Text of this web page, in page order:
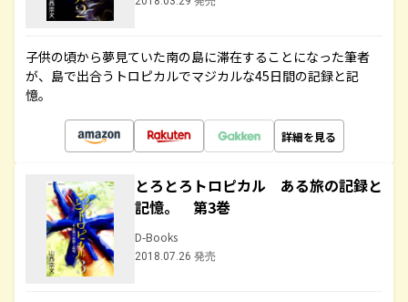
子供の頃から夢見ていた南の島に滞在することになった筆者
が、島で出合うトロピカルでマジカルな45日間の記録と記
憶。
詳細を見る
とろとろトロピカル ある旅の記録と
記憶。 第3巻
D-Books
2018.07.26 発売